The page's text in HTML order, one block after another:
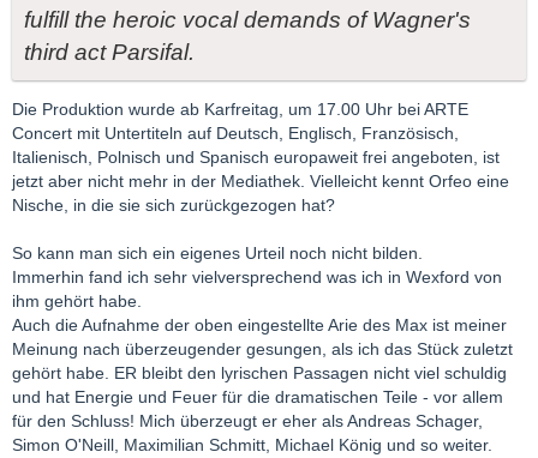
fulfill the heroic vocal demands of Wagner's
third act Parsifal.
Die Produktion wurde ab Karfreitag, um 17.00 Uhr bei ARTE
Concert mit Untertiteln auf Deutsch, Englisch, Französisch,
Italienisch, Polnisch und Spanisch europaweit frei angeboten, ist
jetzt aber nicht mehr in der Mediathek. Vielleicht kennt Orfeo eine
Nische, in die sie sich zurückgezogen hat?
So kann man sich ein eigenes Urteil noch nicht bilden.
Immerhin fand ich sehr vielversprechend was ich in Wexford von
ihm gehört habe.
Auch die Aufnahme der oben eingestellte Arie des Max ist meiner
Meinung nach überzeugender gesungen, als ich das Stück zuletzt
gehört habe. ER bleibt den lyrischen Passagen nicht viel schuldig
und hat Energie und Feuer für die dramatischen Teile - vor allem
für den Schluss! Mich überzeugt er eher als Andreas Schager,
Simon O'Neill, Maximilian Schmitt, Michael König und so weiter.